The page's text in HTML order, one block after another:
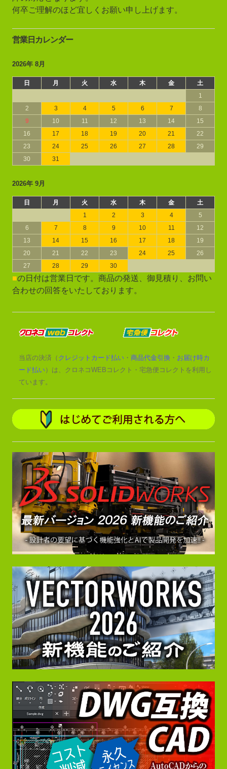
何卒ご理解のほど宜しくお願い申し上げます。
営業日カレンダー
2026年 8月
日 月 火 水 木 金
土
1
2
3 4 5 6 7
8
9
10 11 12 13 14
15
16
17 18 19 20 21
22
23
24 25 26 27 28
29
30
31
2026年 9月
日 月 火 水 木 金
土
1
2 3 4
5
6
7 8 9 10 11
12
13
14 15 16 17 18
19
20
21 22 23 24 25
26
27
28 29 30
■の日付は営業日です。商品の発送、御見積り、お問い
合わせの回答をいたしております。
当店の決済（ クレジットカード払い ・ 商品代金引換 ・ お届け時カ
ード払い）は、クロネコWEBコレクト・宅急便コレクトを利用し
ています。